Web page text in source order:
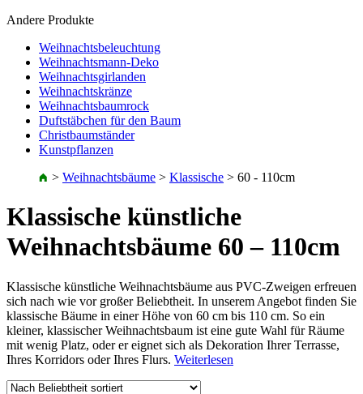
Andere Produkte
Weihnachtsbeleuchtung
Weihnachtsmann-Deko
Weihnachtsgirlanden
Weihnachtskränze
Weihnachtsbaumrock
Duftstäbchen für den Baum
Christbaumständer
Kunstpflanzen
> Weihnachtsbäume > Klassische > 60 - 110cm
Klassische künstliche
Weihnachtsbäume 60 – 110cm
Klassische künstliche Weihnachtsbäume aus PVC-Zweigen erfreuen
sich nach wie vor großer Beliebtheit. In unserem Angebot finden Sie
klassische Bäume in einer Höhe von 60 cm bis 110 cm. So ein
kleiner, klassischer Weihnachtsbaum ist eine gute Wahl für Räume
mit wenig Platz, oder er eignet sich als Dekoration Ihrer Terrasse,
Ihres Korridors oder Ihres Flurs. Weiterlesen